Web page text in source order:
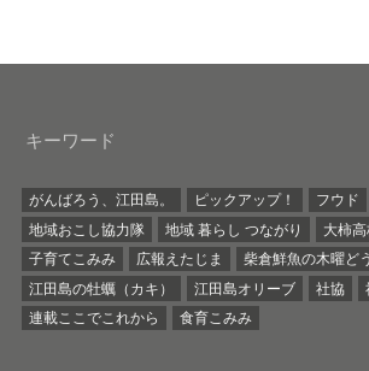
キーワード
がんばろう、江田島。 ピックアップ！ フウド
地域おこし協力隊
地域 暮らし つながり 大柿
子育てこみみ
広報えたじま 柴倉鮮魚の木曜ど
江田島の牡蠣（カキ）
江田島オリーブ 社協
連載ここでこれから
食育こみみ